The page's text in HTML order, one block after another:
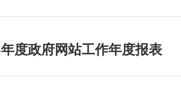
度政府网站工作年度报表